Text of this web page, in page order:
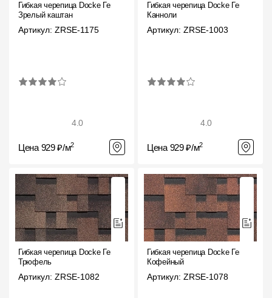
Гибкая черепица Docke Генуя
Зрелый каштан
Артикул: ZRSE-1175
4.0
Цена 929 ₽/м2
Гибкая черепица Docke Генуя
Канноли
Артикул: ZRSE-1003
4.0
Цена 929 ₽/м2
Гибкая черепица Docke Генуя
Трюфель
Артикул: ZRSE-1082
Гибкая черепица Docke Генуя
Кофейный
Артикул: ZRSE-1078